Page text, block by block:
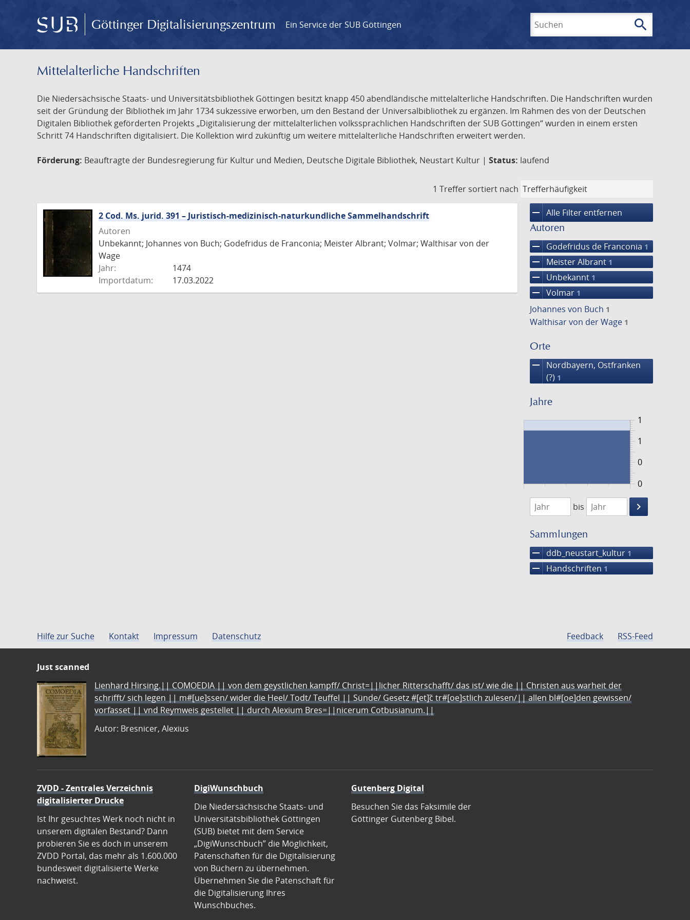
Göttinger Digitalisierungszentrum Ein Service der SUB Göttingen search
Mittelalterliche Handschriften
Die Niedersächsische Staats- und Universitätsbibliothek Göttingen besitzt knapp 450 abendländische mittelalterliche Handschriften. Die Handschriften wurden
seit der Gründung der Bibliothek im Jahr 1734 sukzessive erworben, um den Bestand der Universalbibliothek zu ergänzen. Im Rahmen des von der Deutschen
Digitalen Bibliothek geförderten Projekts „Digitalisierung der mittelalterlichen volkssprachlichen Handschriften der SUB Göttingen“ wurden in einem ersten
Schritt 74 Handschriften digitalisiert. Die Kollektion wird zukünftig um weitere mittelalterliche Handschriften erweitert werden.
Förderung: Beauftragte der Bundesregierung für Kultur und Medien, Deutsche Digitale Bibliothek, Neustart Kultur | Status: laufend
1 Treffer sortiert nach
remove Alle Filter entfernen
Autoren
remove Godefridus de Franconia 1
remove Meister Albrant 1
remove Unbekannt 1
remove Volmar 1
Johannes von Buch 1
Walthisar von der Wage 1
Orte
remove
Nordbayern, Ostfranken
(?) 1
Jahre
0
1
0
1
1474
1475
bis
keyboard_arrow_right
Suche
Sammlungen
remove ddb_neustart_kultur 1
remove Handschriften 1
2 Cod. Ms. jurid. 391 – Juristisch-medizinisch-naturkundliche Sammelhandschrift
Autoren
Unbekannt; Johannes von Buch; Godefridus de Franconia; Meister Albrant; Volmar; Walthisar von der
Wage
Jahr:
1474
Importdatum:
17.03.2022
Hilfe zur Suche Kontakt Impressum Datenschutz Feedback RSS-Feed
Just scanned
Lienhard Hirsing.|| COMOEDIA || von dem geystlichen kampff/ Christ=||licher Ritterschafft/ das ist/ wie die || Christen aus warheit der
schrifft/ sich legen || m#[ue]ssen/ wider die Heel/ Todt/ Teuffel || Sünde/ Gesetz #[et]c̃ tr#[oe]stlich zulesen/|| allen bl#[oe]den gewissen/
vorfasset || vnd Reymweis gestellet || durch Alexium Bres=||nicerum Cotbusianum.||
Autor: Bresnicer, Alexius
ZVDD - Zentrales Verzeichnis
digitalisierter Drucke
Ist Ihr gesuchtes Werk noch nicht in
unserem digitalen Bestand? Dann
probieren Sie es doch in unserem
ZVDD Portal, das mehr als 1.600.000
bundesweit digitalisierte Werke
nachweist.
DigiWunschbuch
Die Niedersächsische Staats- und
Universitätsbibliothek Göttingen
(SUB) bietet mit dem Service
„DigiWunschbuch” die Möglichkeit,
Patenschaften für die Digitalisierung
von Büchern zu übernehmen.
Übernehmen Sie die Patenschaft für
die Digitalisierung Ihres
Wunschbuches.
Gutenberg Digital
Besuchen Sie das Faksimile der
Göttinger Gutenberg Bibel.